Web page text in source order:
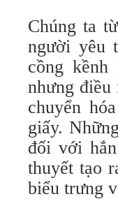
Chúng ta
người yêu
cồng
nhưng điều
chuyển
giấy.
đối với
thuyết tạo
biểu trưng